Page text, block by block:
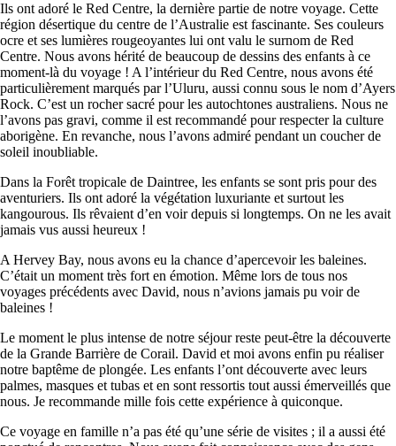
Ils ont adoré le Red Centre, la dernière partie de notre voyage. Cette
région désertique du centre de l’Australie est fascinante. Ses couleurs
ocre et ses lumières rougeoyantes lui ont valu le surnom de Red
Centre. Nous avons hérité de beaucoup de dessins des enfants à ce
moment-là du voyage ! A l’intérieur du Red Centre, nous avons été
particulièrement marqués par l’Uluru, aussi connu sous le nom d’Ayers
Rock. C’est un rocher sacré pour les autochtones australiens. Nous ne
l’avons pas gravi, comme il est recommandé pour respecter la culture
aborigène. En revanche, nous l’avons admiré pendant un coucher de
soleil inoubliable.
Dans la Forêt tropicale de Daintree, les enfants se sont pris pour des
aventuriers. Ils ont adoré la végétation luxuriante et surtout les
kangourous. Ils rêvaient d’en voir depuis si longtemps. On ne les avait
jamais vus aussi heureux !
A Hervey Bay, nous avons eu la chance d’apercevoir les baleines.
C’était un moment très fort en émotion. Même lors de tous nos
voyages précédents avec David, nous n’avions jamais pu voir de
baleines !
Le moment le plus intense de notre séjour reste peut-être la découverte
de la Grande Barrière de Corail. David et moi avons enfin pu réaliser
notre baptême de plongée. Les enfants l’ont découverte avec leurs
palmes, masques et tubas et en sont ressortis tout aussi émerveillés que
nous. Je recommande mille fois cette expérience à quiconque.
Ce voyage en famille n’a pas été qu’une série de visites ; il a aussi été